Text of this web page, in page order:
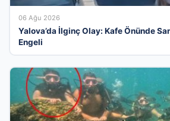
06 Ağu 2026
Yalova’da İlginç Olay: Kafe Önünde
Engeli